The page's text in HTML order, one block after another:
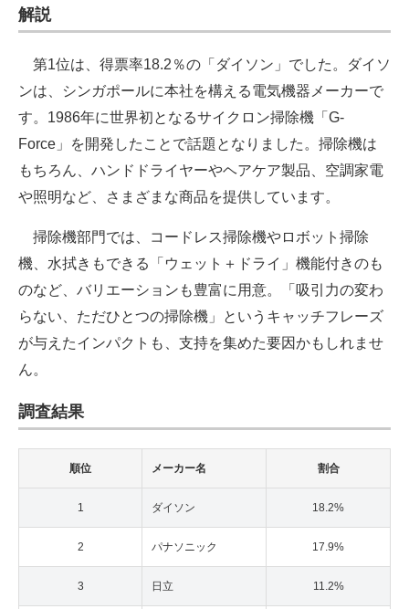
解説
第1位は、得票率18.2％の「ダイソン」でした。ダイソ
ンは、シンガポールに本社を構える電気機器メーカーで
す。1986年に世界初となるサイクロン掃除機「G-
Force」を開発したことで話題となりました。掃除機は
もちろん、ハンドドライヤーやヘアケア製品、空調家電
や照明など、さまざまな商品を提供しています。
掃除機部門では、コードレス掃除機やロボット掃除
機、水拭きもできる「ウェット＋ドライ」機能付きのも
のなど、バリエーションも豊富に用意。「吸引力の変わ
らない、ただひとつの掃除機」というキャッチフレーズ
が与えたインパクトも、支持を集めた要因かもしれませ
ん。
調査結果
順位 メーカー名 割合
1 ダイソン 18.2%
2 パナソニック 17.9%
3 日立 11.2%